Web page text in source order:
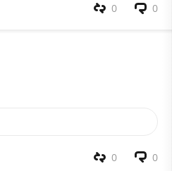
0
0
0
0